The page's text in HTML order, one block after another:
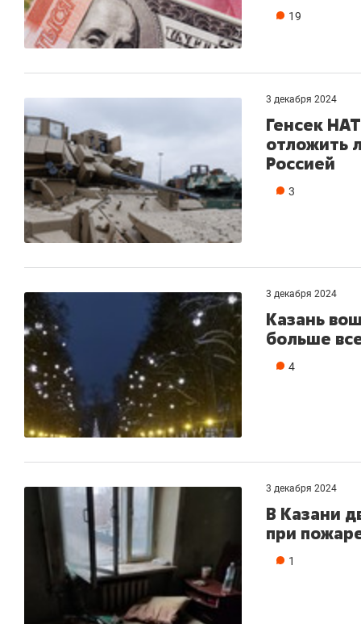
19
3 декабря 2024
Генсек
отложить
Россией
3
3 декабря 2024
Казань
больше
4
3 декабря 2024
В Казани
при
1
150 камер до квартиры и Face
ID вместо ключа: какой будет
безопасность в ЖК «Нова»
Рекомендуем